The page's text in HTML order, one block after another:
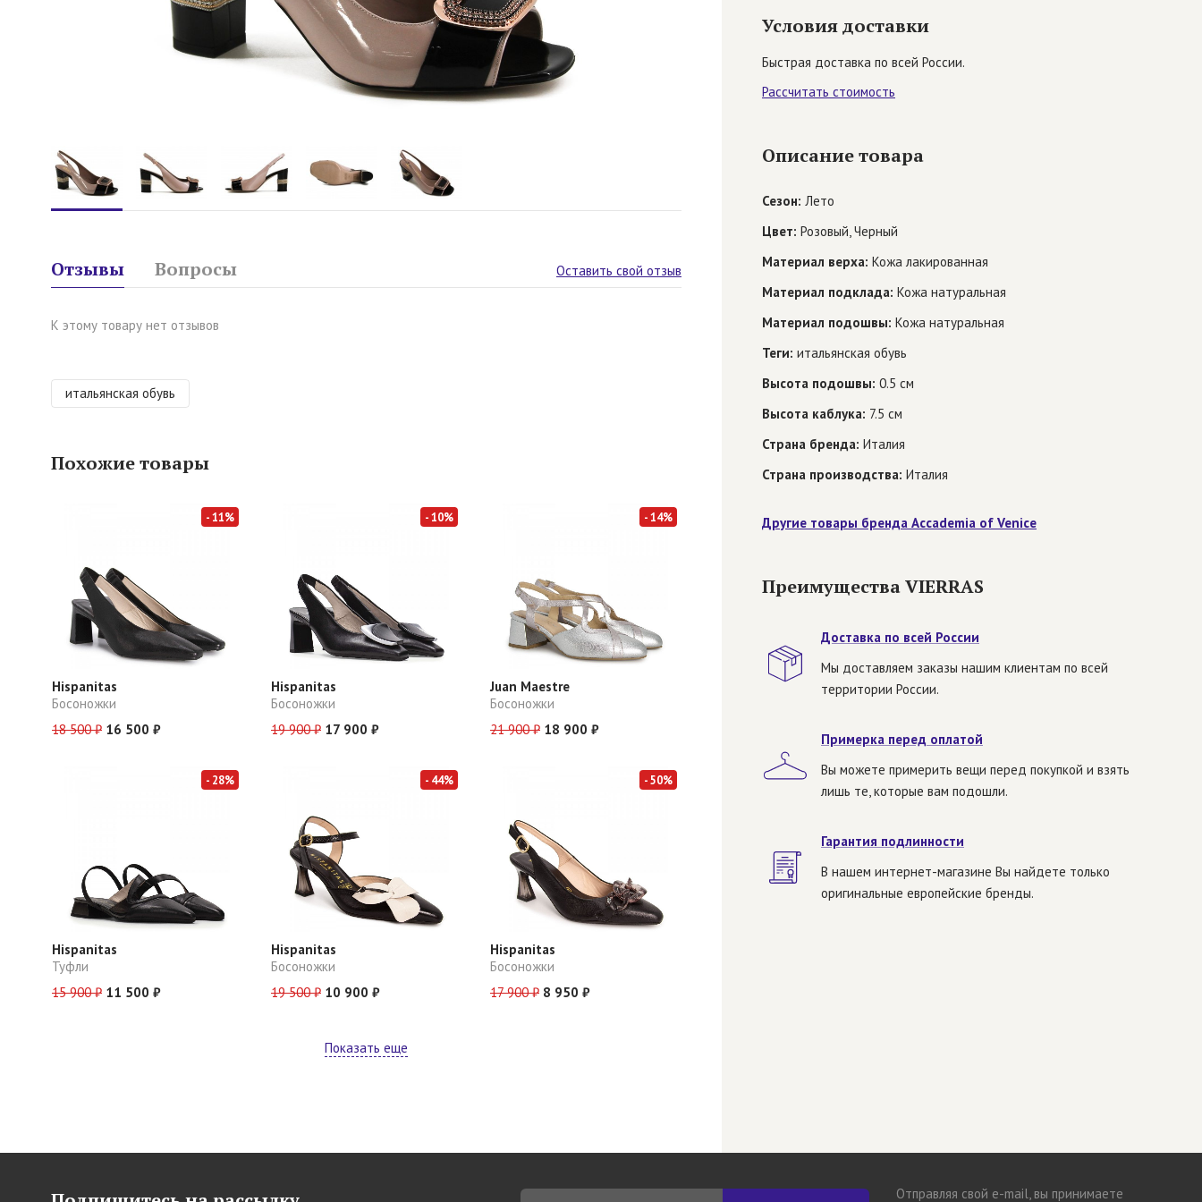
Отзывы Вопросы Оставить свой отзыв
К этому товару нет отзывов
итальянская обувь
Похожие товары
- 11%
Hispanitas
Босоножки
18 500 ₽ 16 500 ₽
- 10%
Hispanitas
Босоножки
19 900 ₽ 17 900 ₽
- 14%
Juan Maestre
Босоножки
21 900 ₽ 18 900 ₽
- 28%
Hispanitas
Туфли
15 900 ₽ 11 500 ₽
- 44%
Hispanitas
Босоножки
19 500 ₽ 10 900 ₽
- 50%
Hispanitas
Босоножки
17 900 ₽ 8 950 ₽
Показать еще
Условия доставки
Быстрая доставка по всей России.
Рассчитать стоимость
Описание товара
Сезон: Лето
Цвет: Розовый, Черный
Материал верха: Кожа лакированная
Материал подклада: Кожа натуральная
Материал подошвы: Кожа натуральная
Теги: итальянская обувь
Высота подошвы: 0.5 см
Высота каблука: 7.5 см
Страна бренда: Италия
Страна производства: Италия
Другие товары бренда Accademia of Venice
Преимущества VIERRAS
Доставка по всей России
Мы доставляем заказы нашим клиентам по всей
территории России.
Примерка перед оплатой
Вы можете примерить вещи перед покупкой и взять
лишь те, которые вам подошли.
Гарантия подлинности
В нашем интернет-магазине Вы найдете только
оригинальные европейские бренды.
Отправляя свой e-mail, вы принимаете